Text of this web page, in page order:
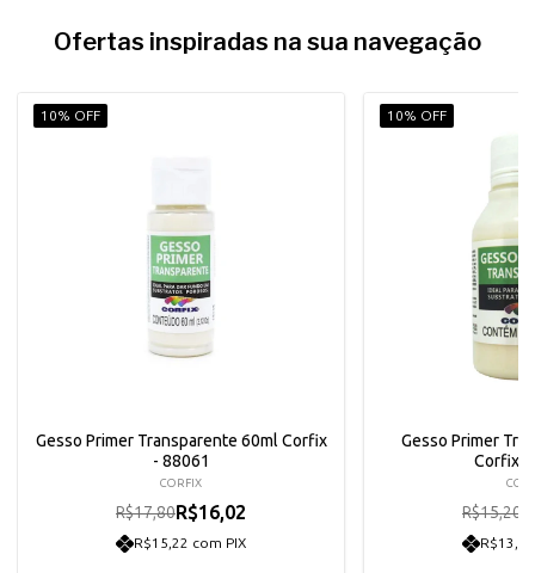
Ofertas inspiradas na sua navegação
10% OFF
Gesso Primer Transparente 60ml Corfix
- 88061
CORFIX
R$17,80R$16,02
R$15,22 com PIX
10% OFF
Gesso Primer
Corfix -
R$15,20